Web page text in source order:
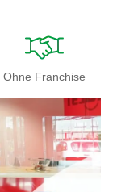
Ohne Franchise